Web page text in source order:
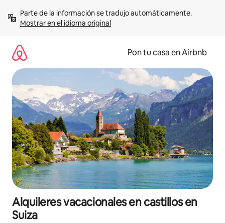
contenidoMostrar en el idioma original
Pon tu casa en Airbnb
Alquileres vacacionales en castillos en
Suiza